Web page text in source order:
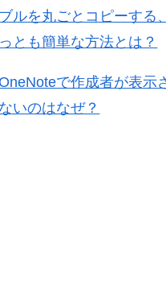
ブルを丸ごとコピーする
っとも簡単な方法とは？
で作成者が表示
ないのはなぜ？